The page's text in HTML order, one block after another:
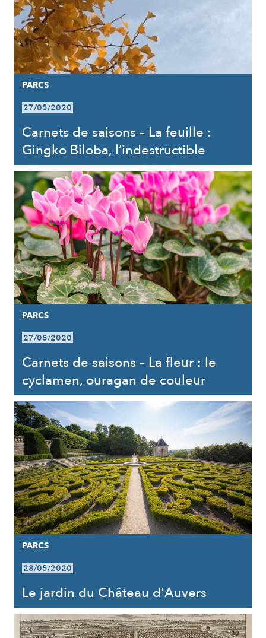
PARCS
27/05/2020
Carnets de saisons – La feuille :
Gingko Biloba, l’indestructible
PARCS
27/05/2020
Carnets de saisons – La fleur : le
cyclamen, ouragan de couleur
PARCS
28/05/2020
Le jardin du Château d'Auvers